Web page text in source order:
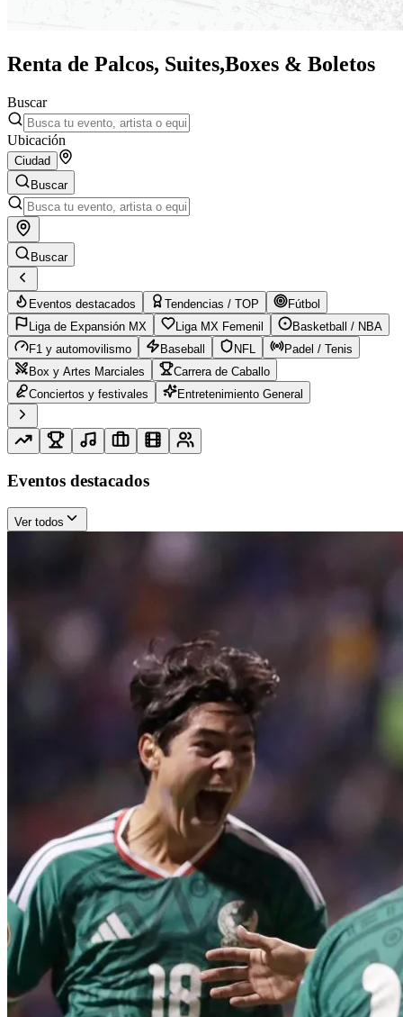
Renta de Palcos, Suites,Boxes & Boletos
Buscar
Ubicación
Ciudad
Buscar
Buscar
Eventos destacados Tendencias / TOP
Fútbol
Liga de Expansión MX
Liga MX Femenil
Basketball / NBA
F1 y automovilismo
Baseball NFL
Padel / Tenis
Box y Artes Marciales
Carrera de Caballo
Conciertos y festivales
Entretenimiento General
Eventos destacados
Ver todos